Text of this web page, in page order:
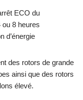
ECO du
8 heures
d’énergie
des rotors de grande
ainsi que des rotors
élevé.